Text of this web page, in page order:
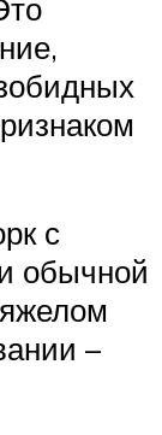
с
обычной
–